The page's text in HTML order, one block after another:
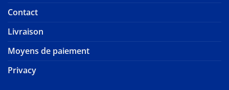
Contact
Livraison
Moyens de paiement
Privacy